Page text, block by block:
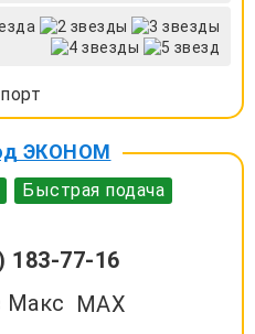
ЭКОНОМ
Быстрая подача
77-16
MAX